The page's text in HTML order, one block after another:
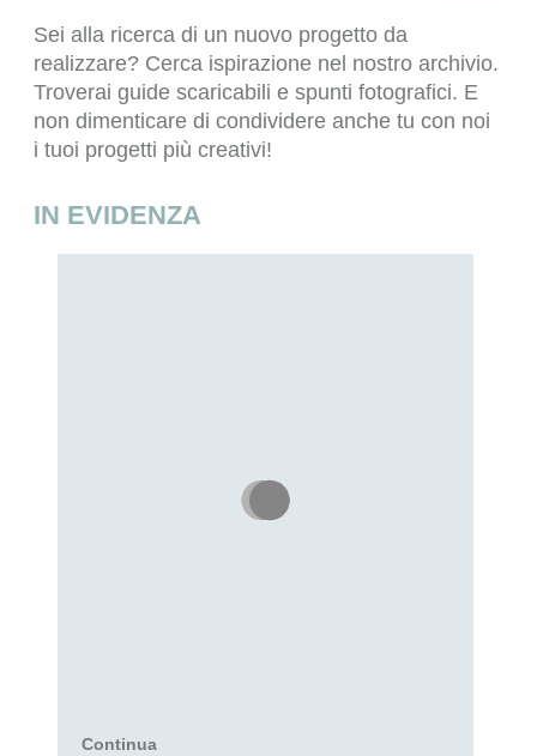
Sei alla ricerca di un nuovo progetto da
realizzare? Cerca ispirazione nel nostro archivio.
Troverai guide scaricabili e spunti fotografici. E
non dimenticare di condividere anche tu con noi
i tuoi progetti più creativi!
IN EVIDENZA
Continua